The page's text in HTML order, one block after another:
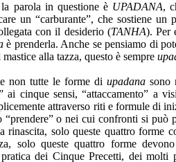
parola in questione è UPADANA,
un “carburante”, che sostiene
con il desiderio (TANHA). Per
è prenderla. Anche se pensiamo di
alla tazza, questo è sempre
non tutte le forme di upadanasono
ai cinque sensi, “attaccamento” a
attraverso riti e formule di
“prendere” o nei cui confronti si può
rinascita, solo queste quattro forme
solo queste quattro forme
pratica dei Cinque Precetti, dei